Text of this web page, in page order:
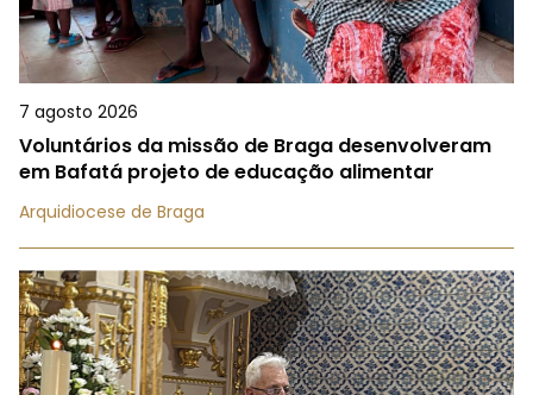
7 agosto 2026
Voluntários da missão de Braga desenvolveram
em Bafatá projeto de educação alimentar
Arquidiocese de Braga